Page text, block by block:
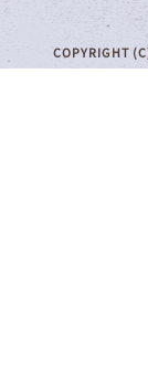
COPYRIGHT